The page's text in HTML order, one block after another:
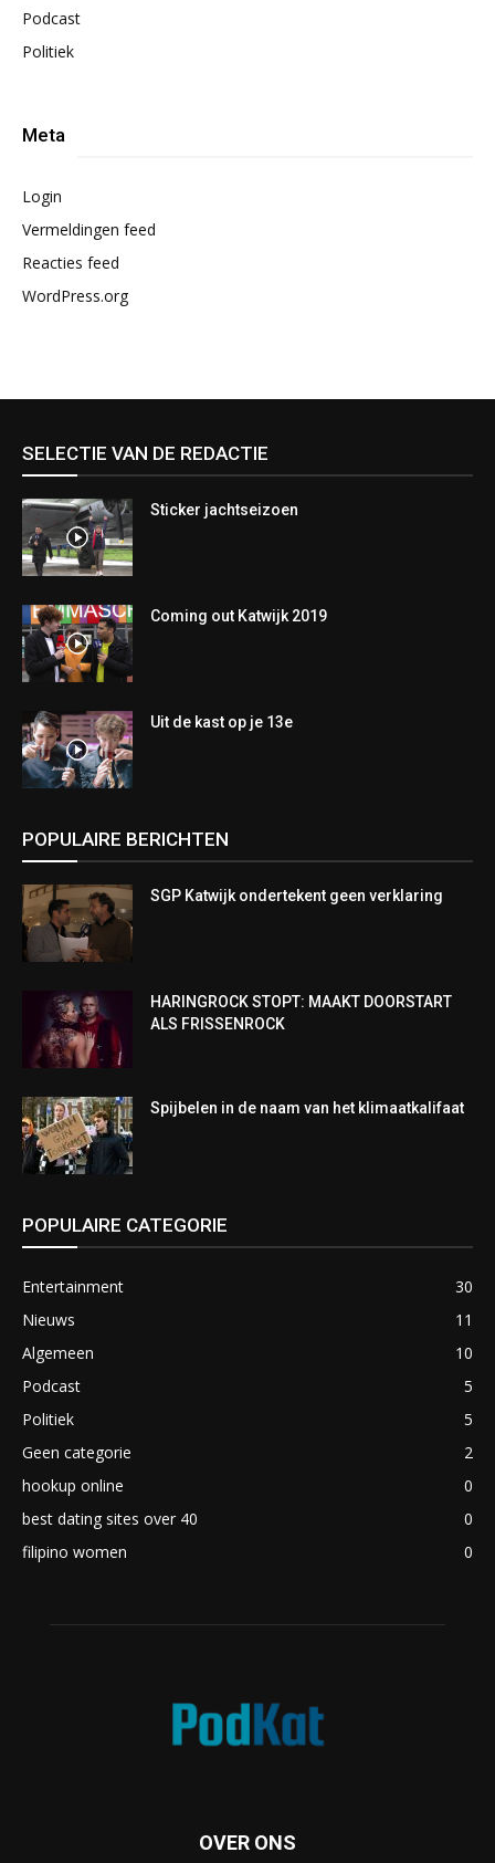
Podcast
Politiek
Meta
Login
Vermeldingen feed
Reacties feed
WordPress.org
SELECTIE VAN DE REDACTIE
Sticker jachtseizoen
Coming out Katwijk 2019
Uit de kast op je 13e
POPULAIRE BERICHTEN
SGP Katwijk ondertekent geen verklaring
HARINGROCK STOPT: MAAKT DOORSTART
ALS FRISSENROCK
Spijbelen in de naam van het klimaatkalifaat
POPULAIRE CATEGORIE
Entertainment
30
Nieuws
11
Algemeen
10
Podcast
5
Politiek
5
Geen categorie
2
hookup online
0
best dating sites over 40
0
filipino women
0
OVER ONS